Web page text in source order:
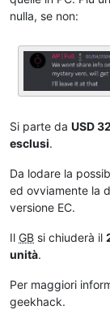
nulla, se non:
Si parte da USD
esclusi.
Da lodare la
ed ovviamente la
versione EC.
Il GB si chiuderà il
unità.
Per maggiori
geekhack.